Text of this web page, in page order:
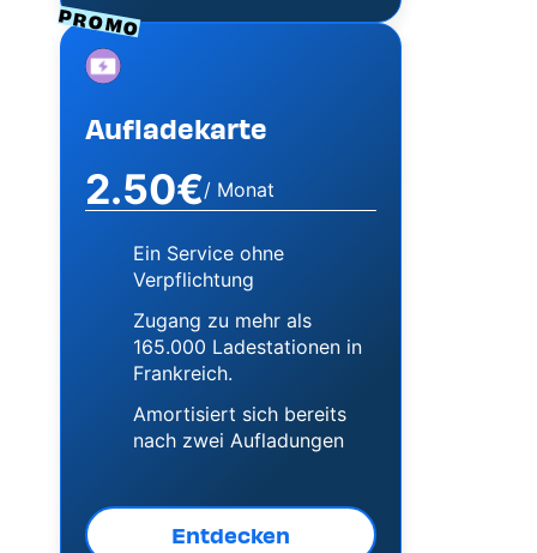
PROMO
Image
Aufladekarte
2.50€/ Monat
Ein Service ohne
Verpflichtung
Zugang zu mehr als
165.000 Ladestationen in
Frankreich.
Amortisiert sich bereits
nach zwei Aufladungen
Entdecken